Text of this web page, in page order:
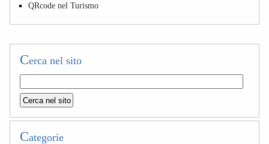
QRcode nel Turismo
Cerca nel sito
Categorie